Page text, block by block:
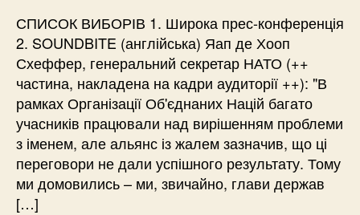
СПИСОК ВИБОРІВ 1. Широка прес-конференція
2. SOUNDBITE (англійська) Яап де Хооп
Схеффер, генеральний секретар НАТО (++
частина, накладена на кадри аудиторії ++): "В
рамках Організації Об'єднаних Націй багато
учасників працювали над вирішенням проблеми
з іменем, але альянс із жалем зазначив, що ці
переговори не дали успішного результату. Тому
ми домовились – ми, звичайно, глави держав
[…]